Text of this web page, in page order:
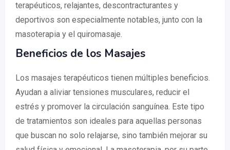
terapéuticos, relajantes, descontracturantes y
deportivos son especialmente notables, junto con la
masoterapia y el quiromasaje.
Beneficios de los Masajes
Los masajes terapéuticos tienen múltiples beneficios.
Ayudan a aliviar tensiones musculares, reducir el
estrés y promover la circulación sanguínea. Este tipo
de tratamientos son ideales para aquellas personas
que buscan no solo relajarse, sino también mejorar su